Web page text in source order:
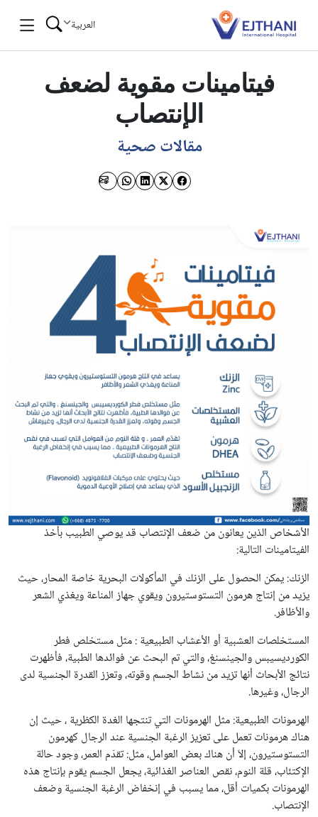
العربية
فيتامينات مقوية لضعف
الإنتصاب
مقالات صحية
الأشخاص الذين يعانون من ضعف الإنتصاب قد يوصي الطبيب بأخذ
الفيتامينات التالية:
الزنك: يمكن الحصول على الزنك في المأكولات البحرية خاصة المحار، حيث
يزيد من إنتاج هرمون التستوستيرون ويقوي جهاز المناعة ويغذي الشعر
والأظافر.
المستخلصات العشبية أو الأعشاب الطبيعية : مثل مستخلص فطر
الكورديسيبس والجينسنغ، والتي تم البحث عن فوائدها الطبية، فأظهرت
نتائج الأبحاث أنها تزيد من نشاط الجسم وقوته، وتعزز القدرة الجنسية لدى
الرجال، وغيرها.
الهرمونات الطبيعية: مثل الهرمونات التي تنتجها الغدة الكظرية ، حيث إن
هناك هرمونات تعمل على تعزيز الرغبة الجنسية عند الرجال كهرمون
التستوستيرون، إلاّ أن هناك بعض العوامل، مثل: تقدّم العمر، وجود حالة
الإكتئاب، قلة النوم، نقص العناصر الغذائية، يجعل الجسم يقوم بإنتاج هذه
الهرمونات بكميات أقل، مما يسبب في إنخفاض الرغبة الجنسية وضعف
الإنتصاب.